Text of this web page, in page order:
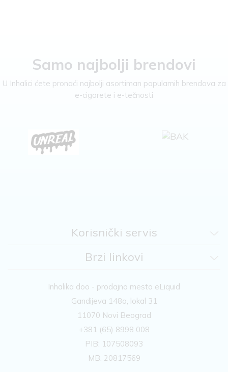
Samo najbolji brendovi
U Inhalici ćete pronaći najbolji asortiman popularnih brendova za
e-cigarete i e-tečnosti
Korisnički servis
Brzi linkovi
Inhalika doo - prodajno mesto eLiquid
Gandijeva 148a, lokal 31
11070 Novi Beograd
+381 (65) 8998 008
PIB: 107508093
MB: 20817569